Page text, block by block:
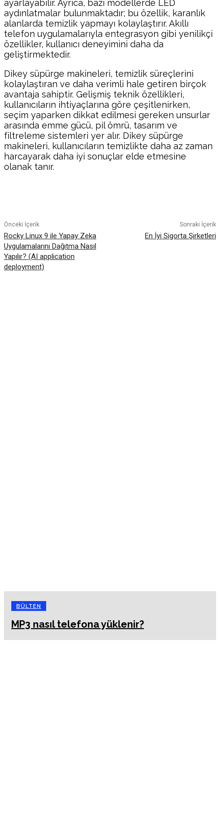
ayarlayabilir. Ayrıca, bazı modellerde LED
aydınlatmalar bulunmaktadır; bu özellik, karanlık
alanlarda temizlik yapmayı kolaylaştırır. Akıllı
telefon uygulamalarıyla entegrasyon gibi yenilikçi
özellikler, kullanıcı deneyimini daha da
geliştirmektedir.
Dikey süpürge makineleri, temizlik süreçlerini
kolaylaştıran ve daha verimli hale getiren birçok
avantaja sahiptir. Gelişmiş teknik özellikleri,
kullanıcıların ihtiyaçlarına göre çeşitlenirken,
seçim yaparken dikkat edilmesi gereken unsurlar
arasında emme gücü, pil ömrü, tasarım ve
filtreleme sistemleri yer alır. Dikey süpürge
makineleri, kullanıcıların temizlikte daha az zaman
harcayarak daha iyi sonuçlar elde etmesine
olanak tanır.
Önceki İçerik
Rocky Linux 9 ile Yapay Zeka
Uygulamalarını Dağıtma Nasıl
Yapılır? (AI application
deployment)
Sonraki İçerik
En İyi Sigorta Şirketleri
BÜLTEN
MP3 nasıl telefona yüklenir?